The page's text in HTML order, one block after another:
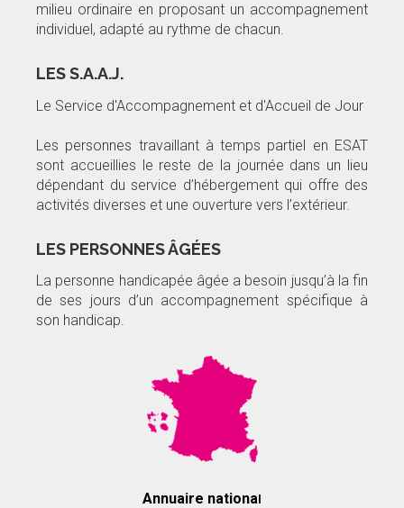
milieu ordinaire en proposant un accompagnement
individuel, adapté au rythme de chacun.
LES S.A.A.J.
Le Service d'Accompagnement et d'Accueil de Jour
Les personnes travaillant à temps partiel en ESAT
sont accueillies le reste de la journée dans un lieu
dépendant du service d’hébergement qui offre des
activités diverses et une ouverture vers l’extérieur.
LES PERSONNES ÂGÉES
La personne handicapée âgée a besoin jusqu’à la fin
de ses jours d’un accompagnement spécifique à
son handicap.
Annuaire nationa